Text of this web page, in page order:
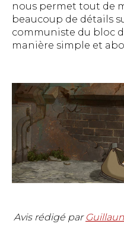
nous permet tout de
beaucoup de détails
communiste du bloc
manière simple et
Avis rédigé par